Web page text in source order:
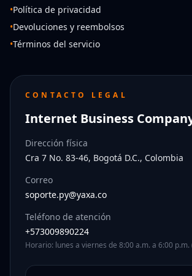
•Política de privacidad
•Devoluciones y reembolsos
•Términos del servicio
CONTACTO LEGAL
Internet Business
Dirección física
Cra 7 No. 83-46, Bogotá D.C., Colombia
Correo
soporte.py@yaxa.co
Teléfono de atención
+573009890224
Horario: lunes a viernes de 8:00 a.m. a 6:00 p.m.